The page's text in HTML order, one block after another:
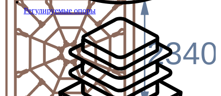
Регулируемые опоры
2340